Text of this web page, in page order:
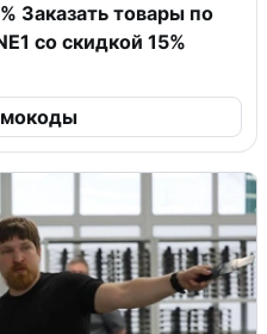
по
со скидкой 15%